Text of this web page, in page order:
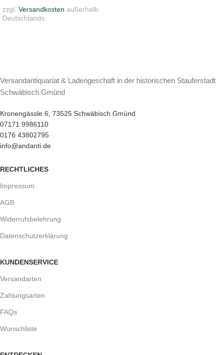
zzgl. Versandkosten außerhalb
Deutschlands.
Versandantiquariat & Ladengeschäft in der historischen Stauferstadt
Schwäbisch Gmünd
Kronengässle 6, 73525 Schwäbisch Gmünd
07171 9986110
0176 43802795
info@andanti.de
RECHTLICHES
Impressum
AGB
Widerrufsbelehrung
Datenschutzerklärung
KUNDENSERVICE
Versandarten
Zahlungsarten
FAQs
Wunschliste